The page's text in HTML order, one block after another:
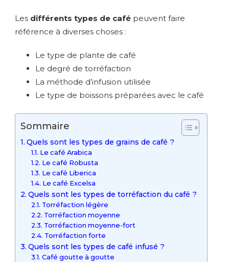
Les différents types de café peuvent faire
référence à diverses choses :
Le type de plante de café
Le degré de torréfaction
La méthode d’infusion utilisée
Le type de boissons préparées avec le café
Sommaire
Quels sont les types de grains de café ?
Le café Arabica
Le café Robusta
Le café Liberica
Le café Excelsa
Quels sont les types de torréfaction du café ?
Torréfaction légère
Torréfaction moyenne
Torréfaction moyenne-fort
Torréfaction forte
Quels sont les types de café infusé ?
Café goutte à goutte